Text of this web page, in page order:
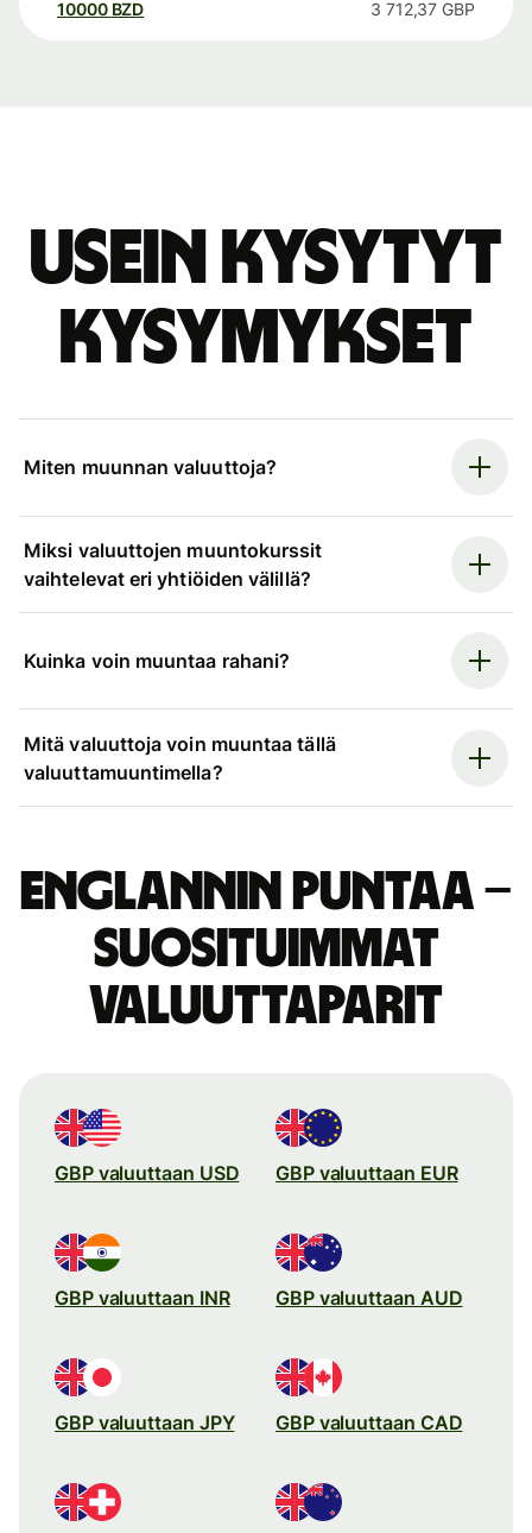
10000 BZD 3 712,37 GBP
Usein kysytyt
kysymykset
Miten muunnan valuuttoja?
Miksi valuuttojen muuntokurssit
vaihtelevat eri yhtiöiden välillä?
Kuinka voin muuntaa rahani?
Mitä valuuttoja voin muuntaa tällä
valuuttamuuntimella?
Englannin puntaa –
suosituimmat
valuuttaparit
GBP valuuttaan USD GBP valuuttaan EUR
GBP valuuttaan INR GBP valuuttaan AUD
GBP valuuttaan JPY GBP valuuttaan CAD